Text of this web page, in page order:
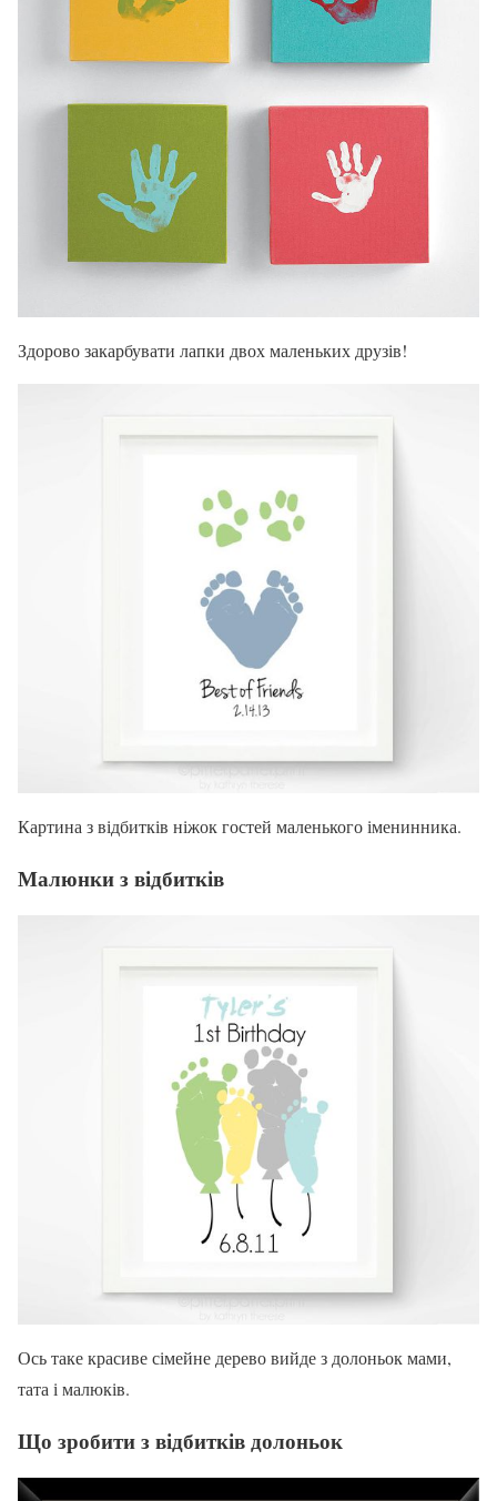
Здорово закарбувати лапки двох маленьких друзів!
Картина з відбитків ніжок гостей маленького іменинника.
Малюнки з відбитків
Ось таке красиве сімейне дерево вийде з долоньок мами,
тата і малюків.
Що зробити з відбитків долоньок